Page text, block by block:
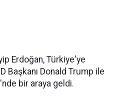
Erdoğan, Türkiye'ye
Başkanı Donald Trump ile
bir araya geldi.